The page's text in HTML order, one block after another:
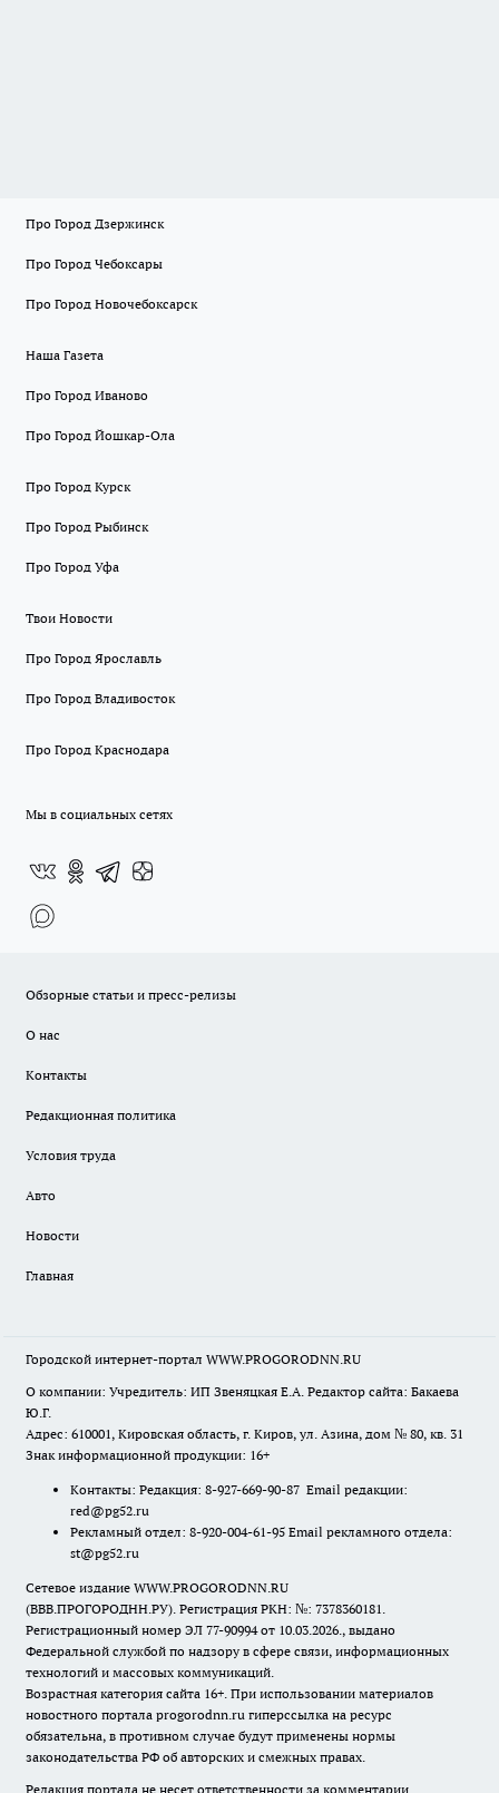
Про Город Дзержинск
Про Город Чебоксары
Про Город Новочебоксарск
Наша Газета
Про Город Иваново
Про Город Йошкар-Ола
Про Город Курск
Про Город Рыбинск
Про Город Уфа
Твои Новости
Про Город Ярославль
Про Город Владивосток
Про Город Краснодара
Мы в социальных сетях
Обзорные статьи и пресс-релизы
О нас
Контакты
Редакционная политика
Условия труда
Авто
Новости
Главная
Городской интернет-портал WWW.PROGORODNN.RU
О компании: Учредитель: ИП Звеняцкая Е.А. Редактор сайта: Бакаева
Ю.Г.
Адрес: 610001, Кировская область, г. Киров, ул. Азина, дом № 80, кв. 31
Знак информационной продукции: 16+
Контакты: Редакция: 8-927-669-90-87 Email редакции:
red@pg52.ru
Рекламный отдел: 8-920-004-61-95 Email рекламного отдела:
st@pg52.ru
Сетевое издание WWW.PROGORODNN.RU
(ВВВ.ПРОГОРОДНН.РУ). Регистрация РКН: №: 7378360181.
Регистрационный номер ЭЛ 77-90994 от 10.03.2026., выдано
Федеральной службой по надзору в сфере связи, информационных
технологий и массовых коммуникаций.
Возрастная категория сайта 16+. При использовании материалов
новостного портала progorodnn.ru гиперссылка на ресурс
обязательна, в противном случае будут применены нормы
законодательства РФ об авторских и смежных правах.
Редакция портала не несет ответственности за комментарии